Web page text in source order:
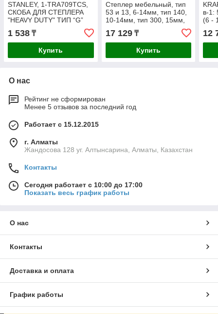
STANLEY, 1-TRA709TCS,
СКОБА ДЛЯ СТЕПЛЕРА
"HEAVY DUTY" ТИП “G”
(4/11/140) 14ММ/ 9/16" Х
1500ШТ.
1 538 ₸
Купить
Степлер мебельный, тип
53 и 13, 6-14мм, тип 140,
10-14мм, тип 300, 15мм,
тип 500, 15мм Denzel
17 129₸
Купить
в-1:
(6 -
мм)/
12
О нас
Рейтинг не сформирован
Менее 5 отзывов за последний год
Работает с 15.12.2015
г. Алматы
Жандосова 128 уг. Алтынсарина, Алматы, Казахстан
Контакты
Сегодня работает с 10:00 до 17:00
Показать весь график работы
О нас
Контакты
Доставка и оплата
График работы